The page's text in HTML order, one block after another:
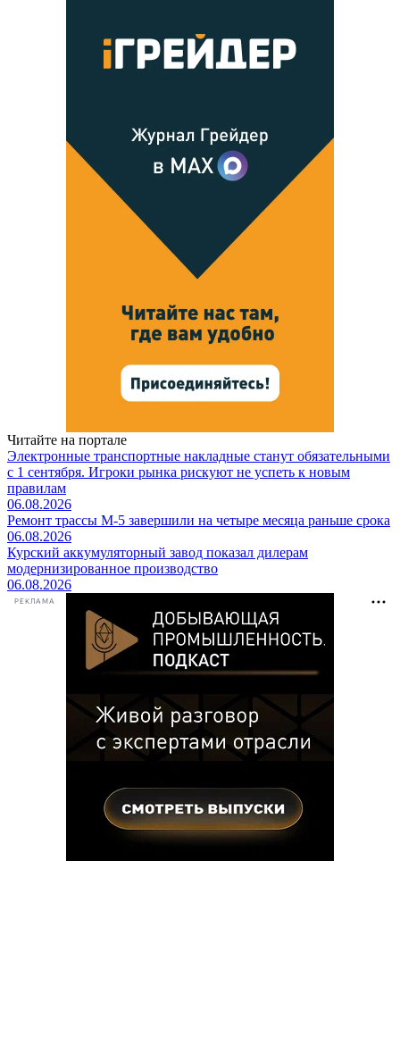
Читайте на портале
Электронные транспортные накладные станут обязательными
с 1 сентября. Игроки рынка рискуют не успеть к новым
правилам
06.08.2026
Ремонт трассы М-5 завершили на четыре месяца раньше срока
06.08.2026
Курский аккумуляторный завод показал дилерам
модернизированное производство
06.08.2026
РЕКЛАМА